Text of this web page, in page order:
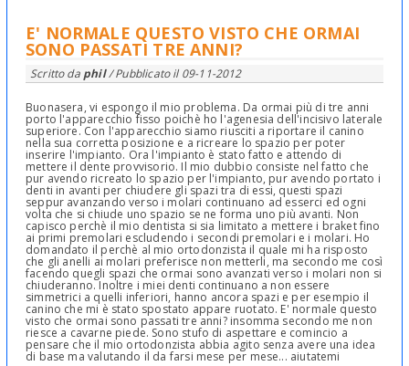
E' NORMALE QUESTO VISTO CHE ORMAI
SONO PASSATI TRE ANNI?
Scritto da phil/ Pubblicato il 09-11-2012
Buonasera, vi espongo il mio problema. Da ormai più di tre anni
porto l'apparecchio fisso poichè ho l'agenesia dell'incisivo laterale
superiore. Con l'apparecchio siamo riusciti a riportare il canino
nella sua corretta posizione e a ricreare lo spazio per poter
inserire l'impianto. Ora l'impianto è stato fatto e attendo di
mettere il dente provvisorio. Il mio dubbio consiste nel fatto che
pur avendo ricreato lo spazio per l'impianto, pur avendo portato i
denti in avanti per chiudere gli spazi tra di essi, questi spazi
seppur avanzando verso i molari continuano ad esserci ed ogni
volta che si chiude uno spazio se ne forma uno più avanti. Non
capisco perchè il mio dentista si sia limitato a mettere i braket fino
ai primi premolari escludendo i secondi premolari e i molari. Ho
domandato il perchè al mio ortodonzista il quale mi ha risposto
che gli anelli ai molari preferisce non metterli, ma secondo me così
facendo quegli spazi che ormai sono avanzati verso i molari non si
chiuderanno. Inoltre i miei denti continuano a non essere
simmetrici a quelli inferiori, hanno ancora spazi e per esempio il
canino che mi è stato spostato appare ruotato. E' normale questo
visto che ormai sono passati tre anni? insomma secondo me non
riesce a cavarne piede. Sono stufo di aspettare e comincio a
pensare che il mio ortodonzista abbia agito senza avere una idea
di base ma valutando il da farsi mese per mese... aiutatemi